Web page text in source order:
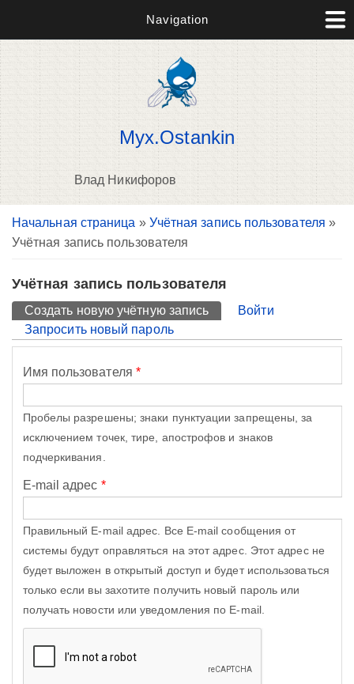
Navigation
Myx.Ostankin
Влад Никифоров
Вы здесь
Начальная страница » Учётная запись пользователя »
Учётная запись пользователя
Учётная запись пользователя
Главные вкладки
Создать новую учётную запись (активная вкладка)
Войти
Запросить новый пароль
Имя пользователя *
Пробелы разрешены; знаки пунктуации запрещены, за
исключением точек, тире, апострофов и знаков
подчеркивания.
E-mail адрес *
Правильный E-mail адрес. Все E-mail сообщения от
системы будут оправляться на этот адрес. Этот адрес не
будет выложен в открытый доступ и будет использоваться
только если вы захотите получить новый пароль или
получать новости или уведомления по E-mail.